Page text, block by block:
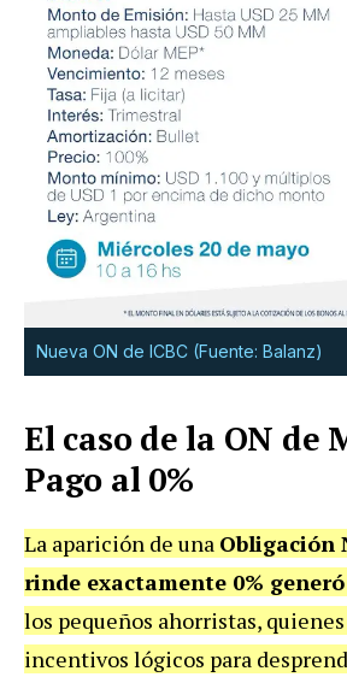
Nueva ON de ICBC (Fuente: Balanz)
El caso de la ON de
Pago al 0%
La aparición de una Obligación
rinde exactamente 0%
los pequeños ahorristas,
incentivos lógicos para